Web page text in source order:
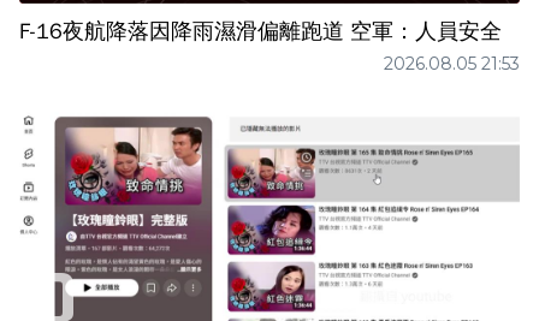
F-16夜航降落因降雨濕滑偏離跑道 空軍：人員安全
2026.08.05 21:53